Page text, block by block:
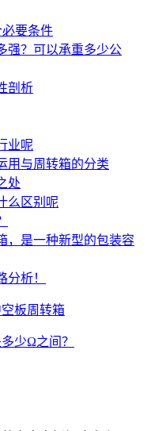
要条件
强？可以承重多少公
剖析
业呢
用与周转箱的分类
处
么区别呢
，是一种新型的包装容
析！
板周转箱
少Ω之间？